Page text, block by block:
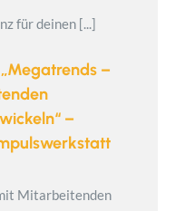
für deinen [...]
„Megatrends –
–
Mitarbeitenden